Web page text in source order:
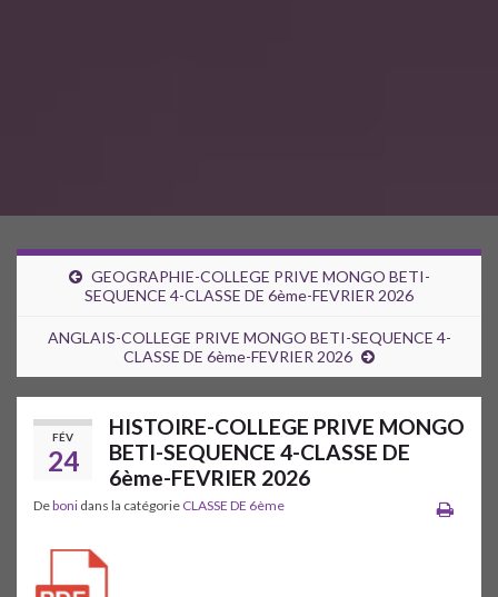
GEOGRAPHIE-COLLEGE PRIVE MONGO BETI-
SEQUENCE 4-CLASSE DE 6ème-FEVRIER 2026
ANGLAIS-COLLEGE PRIVE MONGO BETI-SEQUENCE 4-
CLASSE DE 6ème-FEVRIER 2026
FÉV
24
HISTOIRE-COLLEGE PRIVE MONGO
BETI-SEQUENCE 4-CLASSE DE
6ème-FEVRIER 2026
Deboni dans la catégorie CLASSE DE 6ème